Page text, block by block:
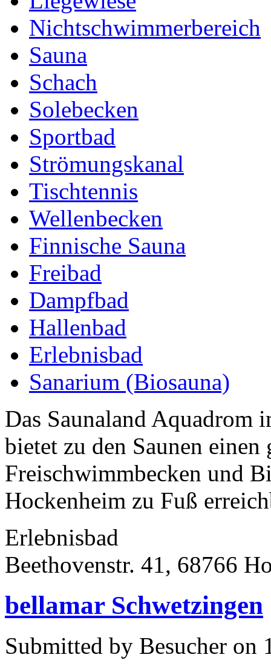
Nichtschwimmerbereich
Sauna
Schach
Solebecken
Sportbad
Strömungskanal
Tischtennis
Wellenbecken
Finnische Sauna
Freibad
Dampfbad
Hallenbad
Erlebnisbad
Sanarium (Biosauna)
Das Saunaland Aquadrom
bietet zu den Saunen
Freischwimmbecken und
Hockenheim zu Fuß
Erlebnisbad
Beethovenstr. 41, 68766
bellamar Schwetzingen
Submitted by Besucher on